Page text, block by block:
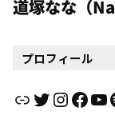
道塚なな（
プロフィール
リンクTwitter InstagramFacebook YouTube